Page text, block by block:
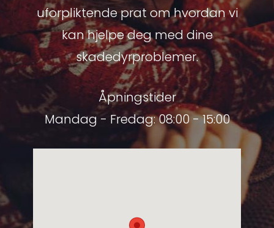
uforpliktende prat om hvordan vi
kan hjelpe deg med dine
skadedyrproblemer.
Åpningstider
Mandag - Fredag: 08:00 - 15:00